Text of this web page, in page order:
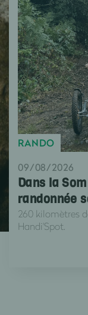
RANDO
09/08/2026
Dans la
randonnée
260 kilomètres
Handi'Spot.